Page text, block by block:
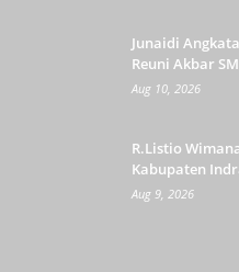
Junaidi
Reuni Akbar
Aug 10, 2026
R.Listio
Kabupaten
Aug 9, 2026